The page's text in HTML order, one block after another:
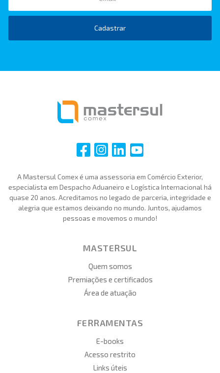
Cadastrar
i i i i
A Mastersul Comex é uma assessoria em Comércio Exterior,
especialista em Despacho Aduaneiro e Logística Internacional há
quase 20 anos. Acreditamos no legado de parceria, integridade e
alegria que estamos deixando no mundo. Juntos, ajudamos
pessoas e movemos o mundo!
MASTERSUL
Quem somos
Premiações e certificados
Área de atuação
FERRAMENTAS
E-books
Acesso restrito
Links úteis